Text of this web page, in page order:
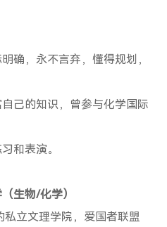
确，永不言弃，懂得规划，
己的知识，曾参与化学国际
和表演。
生物/化学）
私立文理学院，爱国者联盟